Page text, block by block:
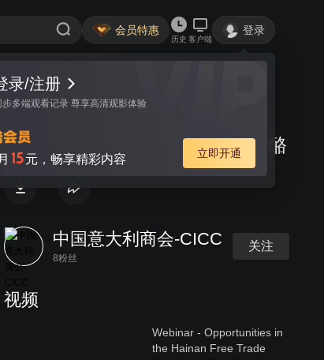
会员特惠
历史 客户端
登录
视频 讨论
正宗意大利风味 - Mozzarella 奶酪
中国意大利商会-CICC
8粉丝
关注
视频
Webinar - Opportunities in
the Hainan Free Trade